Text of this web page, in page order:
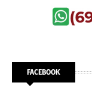
FACEBOOK